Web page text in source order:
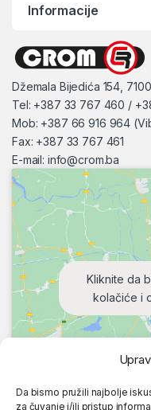
Da bismo pružili najbolje
za čuvanje i/ili pristup
Informacije
Džemala Bijedića 154,
Tel: +387 33 767 460 /
Mob: +387 66 916 964
Fax: +387 33 767 461
E-mail: info@crom.ba
Kliknite da
kolačiće i